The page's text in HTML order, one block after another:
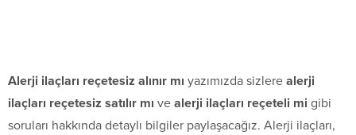
Alerji ilaçları reçetesiz alınır mı yazımızda sizlere alerji
ilaçları reçetesiz satılır mı ve alerji ilaçları reçeteli mi gibi
soruları hakkında detaylı bilgiler paylaşacağız. Alerji ilaçları,